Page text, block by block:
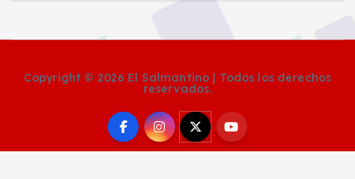
Copyright © 2026 El Salmantino | Todos los derechos
reservados.